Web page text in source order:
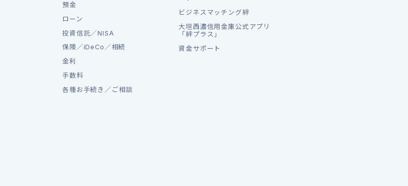
預金
ローン
投資信託／NISA
保険／iDeCo／相続
金利
手数料
各種お手続き／ご相談
ビジネスマッチング絆
大垣西濃信用金庫公式アプリ
「絆プラス」
資金サポート